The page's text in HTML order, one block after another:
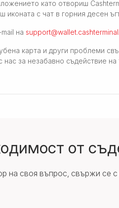
като отвориш
иконата с чат в горния десен
на
карта и други проблеми
за незабавно съдействие
от
на своя въпрос, свържи се